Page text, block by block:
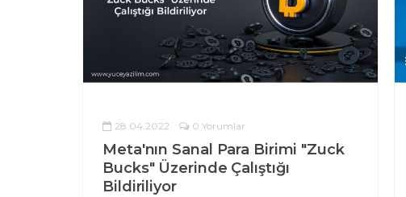
28.04.2022 0 Yorumlar
Meta'nın Sanal Para Birimi "Zuck
Bucks" Üzerinde Çalıştığı
Bildiriliyor